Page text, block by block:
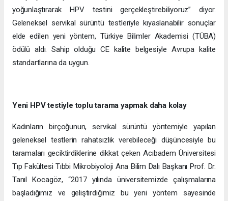
yoğunlaştırarak HPV testini gerçekleştirebiliyoruz” diyor.
Geleneksel servikal sürüntü testleriyle kıyaslanabilir sonuçlar
elde edilen yeni yöntem, Türkiye Bilimler Akademisi (TÜBA)
ödülü aldı. Sahip olduğu CE kalite belgesiyle Avrupa kalite
standartlarına da uygun.
Yeni HPV testiyle toplu tarama yapmak daha kolay
Kadınların birçoğunun, servikal sürüntü yöntemiyle yapılan
geleneksel testlerin rahatsızlık verebileceği düşüncesiyle bu
taramaları geciktirdiklerine dikkat çeken Acıbadem Üniversitesi
Tıp Fakültesi Tıbbi Mikrobiyoloji Ana Bilim Dalı Başkanı Prof. Dr.
Tanıl Kocagöz, “2017 yılında üniversitemizde çalışmalarına
başladığımız ve geliştirdiğimiz bu yeni yöntem sayesinde